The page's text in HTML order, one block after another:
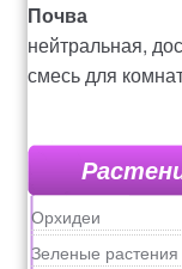
Почва
нейтральная,
смесь для
Орхидеи
Зеленые растения